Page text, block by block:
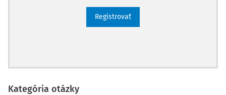
Registrovať
Kategória otázky